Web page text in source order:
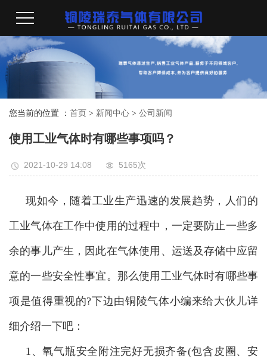
您当前的位置 ： 首页 > 新闻中心 > 公司新闻
使用工业气体时有哪些事项吗？
2021-10-29 14:08 5165次
现如今，随着工业生产迅速的发展趋势，人们的
工业气体在工作中使用的过程中，一定要防止一些多
余的事儿产生，因此在气体使用、运送及存储中应留
意的一些安全性事宜。那么使用工业气体时有哪些事
项是值得重视的?下边由铜陵气体小编来给大伙儿详
细介绍一下吧：
1、氧气瓶安全附注完好无损齐备(包含皮圈、安